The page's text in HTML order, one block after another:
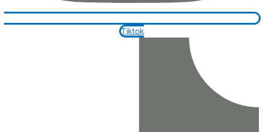
Tiktok